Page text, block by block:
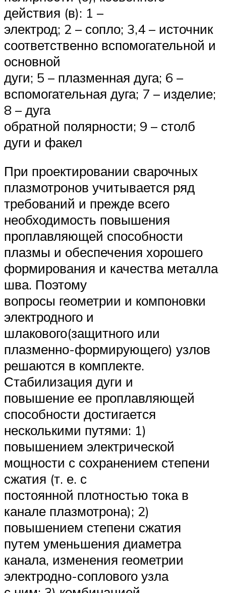
действия (в): 1 –
электрод; 2 – сопло; 3,4 – источник
соответственно вспомогательной и
основной
дуги; 5 – плазменная дуга; 6 –
вспомогательная дуга; 7 – изделие;
8 – дуга
обратной полярности; 9 – столб
дуги и факел
При проектировании сварочных
плазмотронов учитывается ряд
требований и прежде всего
необходимость повышения
проплавляющей способности
плазмы и обеспечения хорошего
формирования и качества металла
шва. Поэтому
вопросы геометрии и компоновки
электродного и
шлакового(защитного или
плазменно-формирующего) узлов
решаются в комплекте.
Стабилизация дуги и
повышение ее проплавляющей
способности достигается
несколькими путями: 1)
повышением электрической
мощности с сохранением степени
сжатия (т. е. с
постоянной плотностью тока в
канале плазмотрона); 2)
повышением степени сжатия
путем уменьшения диаметра
канала, изменения геометрии
электродно-соплового узла